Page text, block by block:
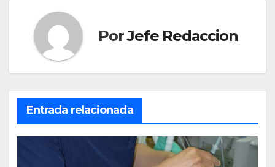
PorJefe Redaccion
Entrada relacionada